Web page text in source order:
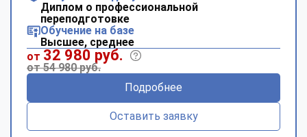
Диплом о профессиональной
переподготовке
Обучение на базе
Высшее, среднее
от 32 980 руб.
от 54 980 руб.
Подробнее
Оставить заявку